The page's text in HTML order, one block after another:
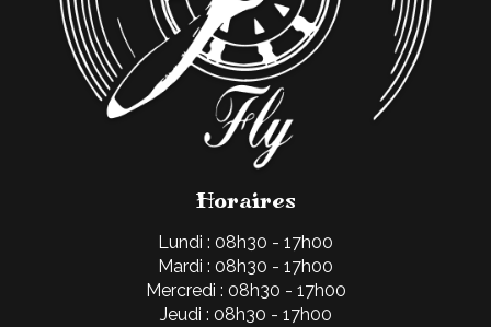
Horaires
Lundi : 08h30 - 17h00
Mardi : 08h30 - 17h00
Mercredi : 08h30 - 17h00
Jeudi : 08h30 - 17h00